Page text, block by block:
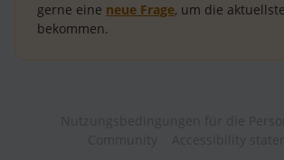
gerne eine neue Frage, um die
bekommen.